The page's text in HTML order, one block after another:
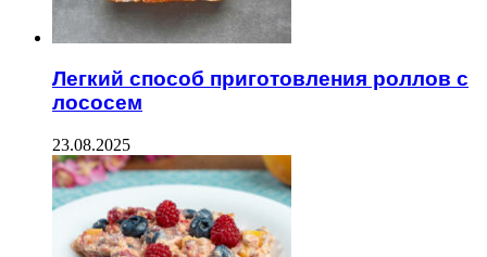
Легкий способ приготовления роллов с
лососем
23.08.2025